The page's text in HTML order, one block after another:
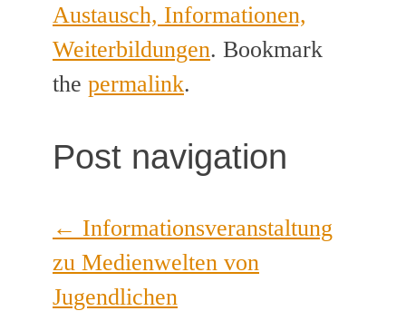
Austausch, Informationen,
Weiterbildungen. Bookmark
the permalink.
Post navigation
← Informationsveranstaltung
zu Medienwelten von
Jugendlichen